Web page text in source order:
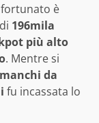
è
196mila
più alto
. Mentre si
da
fu incassata lo